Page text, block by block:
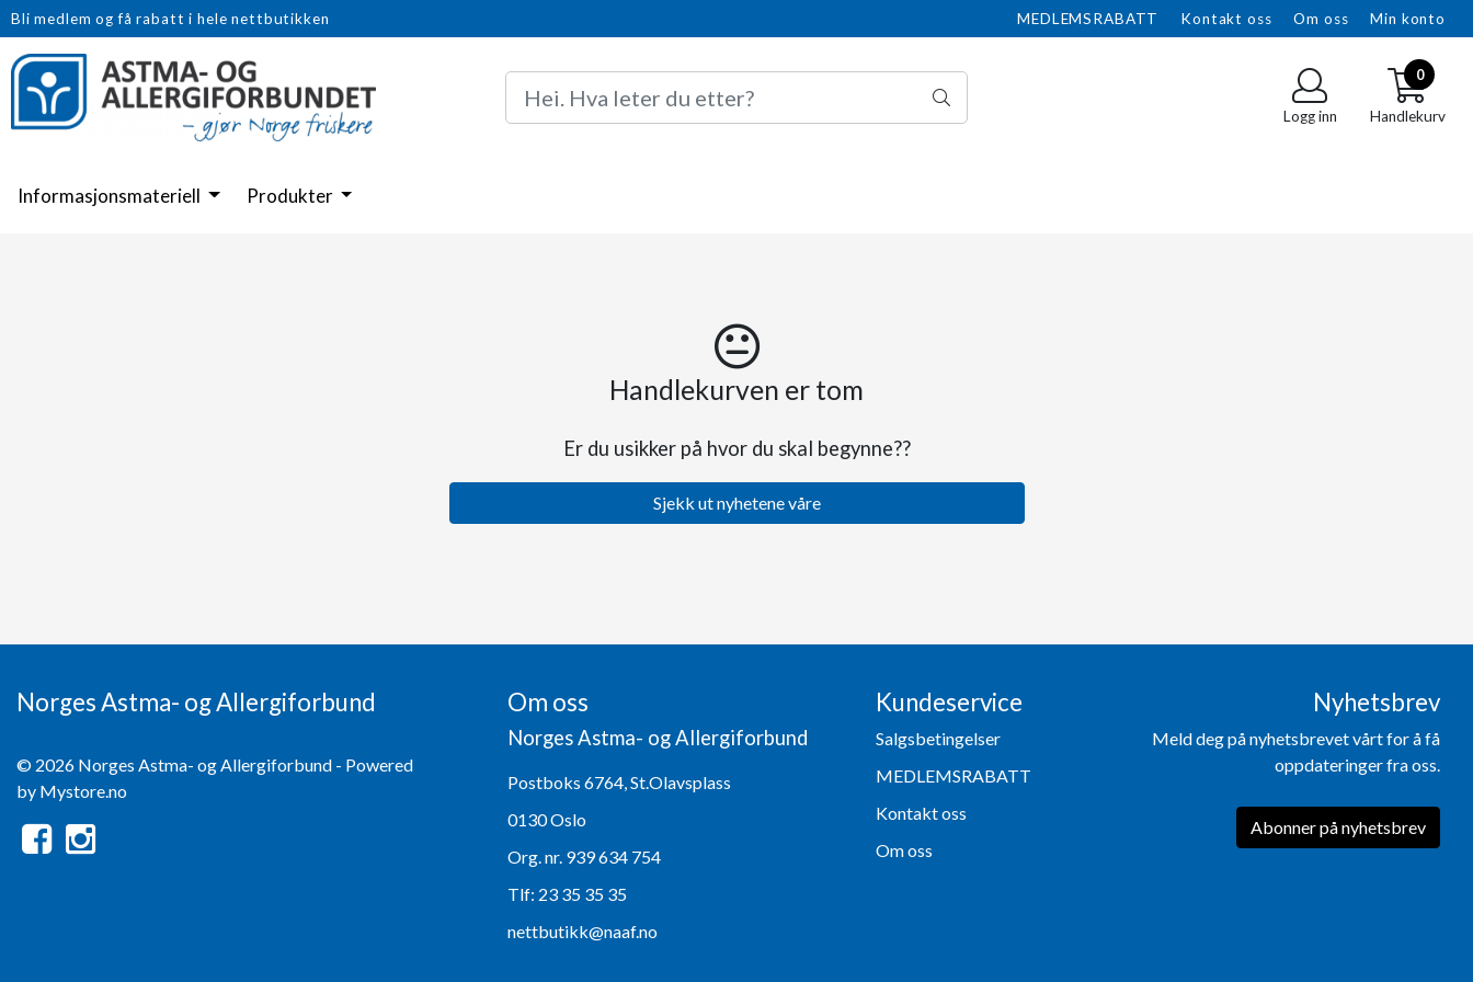
Bli medlem og få rabatt i hele nettbutikken MEDLEMSRABATT Kontakt oss Om oss Min konto
Logg inn
0
Handlekurv
Informasjonsmateriell Produkter
Handlekurven er tom
Er du usikker på hvor du skal begynne??
Sjekk ut nyhetene våre
Norges Astma- og Allergiforbund
© 2026 Norges Astma- og Allergiforbund - Powered
by Mystore.no
Om oss
Norges Astma- og Allergiforbund
Postboks 6764, St.Olavsplass
0130 Oslo
Org. nr. 939 634 754
Tlf: 23 35 35 35
nettbutikk@naaf.no
Kundeservice
Salgsbetingelser
MEDLEMSRABATT
Kontakt oss
Om oss
Nyhetsbrev
Meld deg på nyhetsbrevet vårt for å få
oppdateringer fra oss.
Abonner på nyhetsbrev